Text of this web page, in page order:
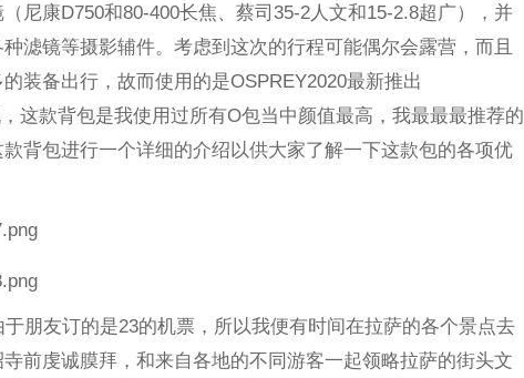
尼康D750和80-400长焦、蔡司35-2人文和15-2.8超广），并
滤镜等摄影辅件。考虑到这次的行程可能偶尔会露营，而且
装备出行，故而使用的是OSPREY2020最新推出
这款背包是我使用过所有O包当中颜值最高，我最最最推荐的
背包进行一个详细的介绍以供大家了解一下这款包的各项优
朋友订的是23的机票，所以我便有时间在拉萨的各个景点去
前虔诚膜拜，和来自各地的不同游客一起领略拉萨的街头文